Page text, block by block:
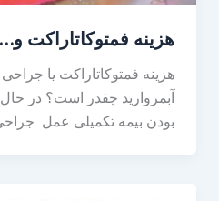
هزینه فمتوکاتاراکت و…
هزینه فمتوکاتاراکت یا
آبمروارید چقدر است؟ در
بودن بیمه تکمیلی عمل